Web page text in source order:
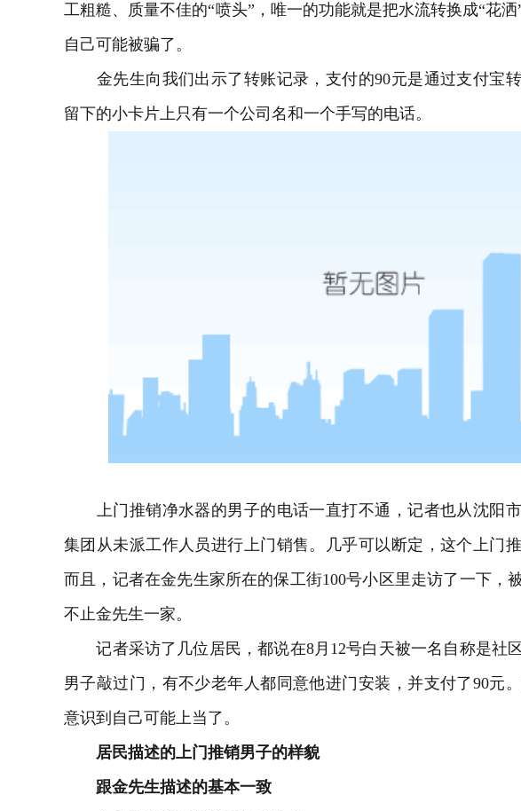
工粗糙、质量不佳的“喷头”，唯一的功能就是把水流转换成“花洒
自己可能被骗了。
金先生向我们出示了转账记录，支付的90元是通过支付宝
留下的小卡片上只有一个公司名和一个手写的电话。
上门推销净水器的男子的电话一直打不通，记者也从沈阳
集团从未派工作人员进行上门销售。几乎可以断定，这个上门
而且，记者在金先生家所在的保工街100号小区里走访了一下，
不止金先生一家。
记者采访了几位居民，都说在8月12号白天被一名自称是社
男子敲过门，有不少老年人都同意他进门安装，并支付了90元
意识到自己可能上当了。
居民描述的上门推销男子的样貌
跟金先生描述的基本一致